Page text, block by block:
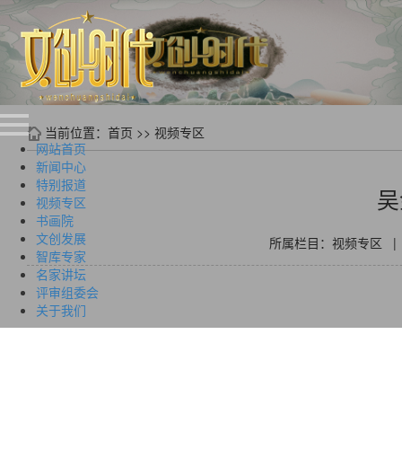
网站首页
新闻中心
特别报道
视频专区
书画院
文创发展
智库专家
名家讲坛
评审组委会
关于我们
当前位置： 首页 >> 视频专区
所属栏目：视频专区